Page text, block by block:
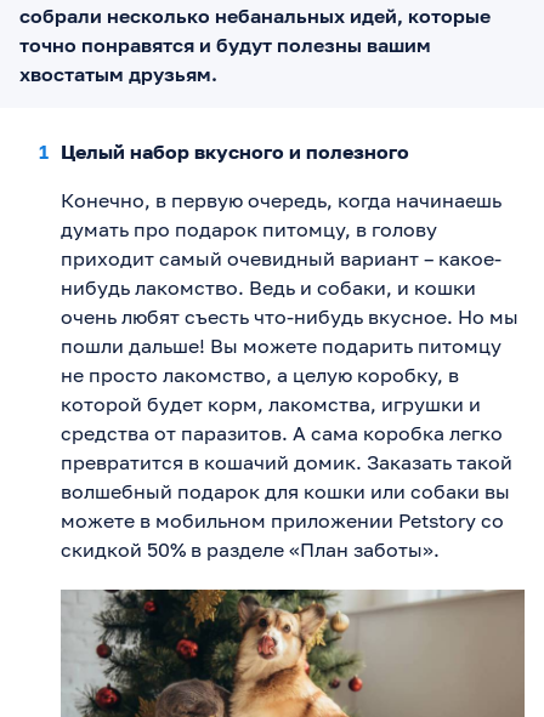
собрали несколько небанальных идей, которые
точно понравятся и будут полезны вашим
хвостатым друзьям.
Целый набор вкусного и полезного
Конечно, в первую очередь, когда начинаешь
думать про подарок питомцу, в голову
приходит самый очевидный вариант – какое-
нибудь лакомство. Ведь и собаки, и кошки
очень любят съесть что-нибудь вкусное. Но мы
пошли дальше! Вы можете подарить питомцу
не просто лакомство, а целую коробку, в
которой будет корм, лакомства, игрушки и
средства от паразитов. А сама коробка легко
превратится в кошачий домик. Заказать такой
волшебный подарок для кошки или собаки вы
можете в мобильном приложении Petstory со
скидкой 50% в разделе «План заботы».